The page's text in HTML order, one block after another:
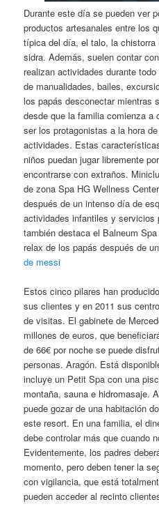
Durante este día se pueden ver
productos artesanales entre los
típica del día, el talo, la
sidra. Además, suelen contar
realizan actividades durante
de manualidades, bailes,
los papás desconectar mientras
desde que la familia comienza a
ser los protagonistas a la hora
actividades. Estas
niños puedan jugar libremente
encontrarse con extraños.
de zona Spa HG Wellness
después de un intenso día de
actividades infantiles y servicios
también destaca el Balneum
relax de los papás después de
de messi
Estos cinco pilares han
sus clientes y en 2011 sus
de visitas. El gabinete de
millones de euros, que
de 66€ por noche se puede
personas. Aragón. Está
incluye un Petit Spa con una
montaña, sauna e hidromasaje.
puede gozar de una habitación
este resort. En una familia, el
debe controlar más que cuando
Evidentemente, los padres
momento, pero deben tener la
con vigilancia, que está
pueden acceder al recinto